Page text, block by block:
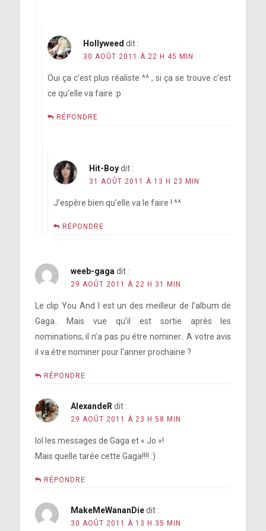
Hollyweed dit :
30 AOÛT 2011 À 22 H 45 MIN
Oui ça c’est plus réaliste ^^ , si ça se trouve c’est
ce qu’elle va faire :p
RÉPONDRE
Hit-Boy dit :
31 AOÛT 2011 À 13 H 23 MIN
J’espère bien qu’elle va le faire ! ^^
RÉPONDRE
weeb-gaga dit :
29 AOÛT 2011 À 22 H 31 MIN
Le clip You And I est un des meilleur de l’album de
Gaga.. Mais vue qu’il est sortie après les
nominations, il n’a pas pu étre nominer.. A votre avis
il va étre nominer pour l’anner prochaine ?
RÉPONDRE
AlexandeR dit :
29 AOÛT 2011 À 23 H 58 MIN
lol les messages de Gaga et « Jo »!
Mais quelle tarée cette Gaga!!!! :)
RÉPONDRE
MakeMeWananDie dit :
30 AOÛT 2011 À 13 H 35 MIN